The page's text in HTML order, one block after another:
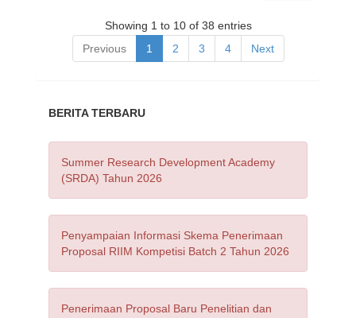
Showing 1 to 10 of 38 entries
Previous
1 2 3 4 Next
BERITA TERBARU
Summer Research Development Academy
(SRDA) Tahun 2026
Penyampaian Informasi Skema Penerimaan
Proposal RIIM Kompetisi Batch 2 Tahun 2026
Penerimaan Proposal Baru Penelitian dan